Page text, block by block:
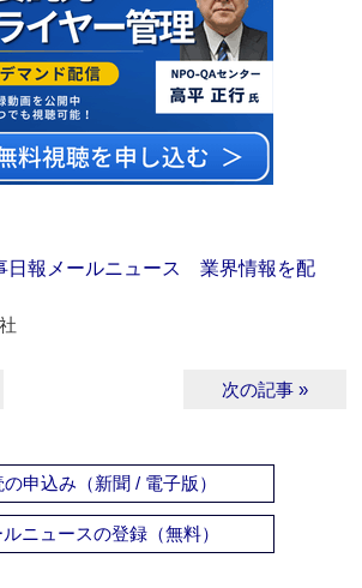
報メールニュース 業界情報を配
次の記事 »
の申込み（新聞 / 電子版）
ルニュースの登録（無料）